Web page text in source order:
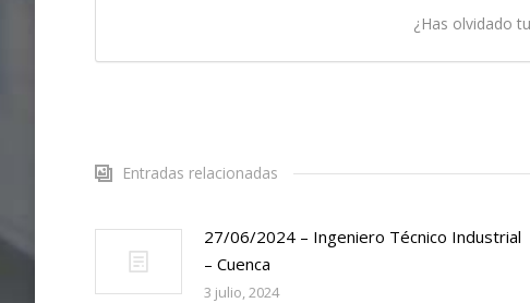
¿Has olvidado
Entradas relacionadas
27/06/2024 – Ingeniero Técnico Industrial
– Cuenca
3 julio, 2024